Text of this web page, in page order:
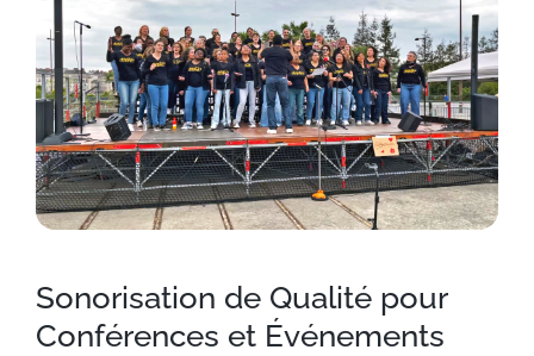
Sonorisation de Qualité pour
Conférences et Événements